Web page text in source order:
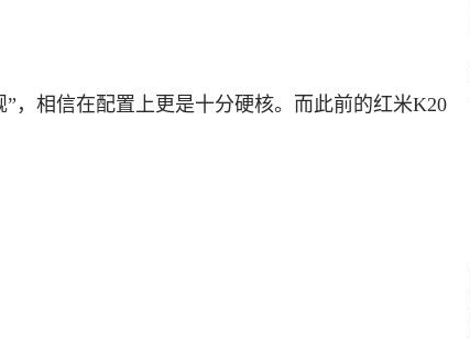
，相信在配置上更是十分硬核。而此前的红米K20